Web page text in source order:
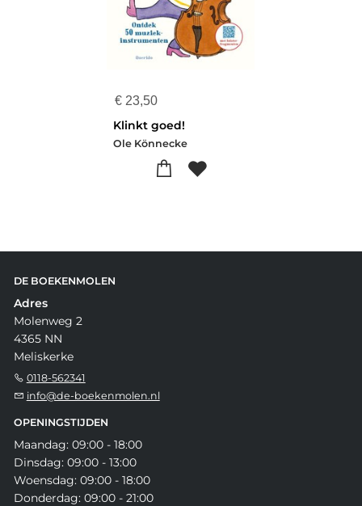
€ 23,50
Klinkt goed!
Ole Könnecke
DE BOEKENMOLEN
Adres
Molenweg 2
4365 NN
Meliskerke
0118-562341
info@de-boekenmolen.nl
OPENINGSTIJDEN
Maandag: 09:00 - 18:00
Dinsdag: 09:00 - 13:00
Woensdag: 09:00 - 18:00
Donderdag: 09:00 - 21:00